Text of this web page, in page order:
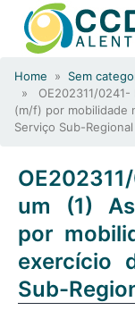
Home » Sem
» OE202311/0241-
(m/f) por mobilidade
Serviço Sub-
um (1)
por
exercício
Sub-